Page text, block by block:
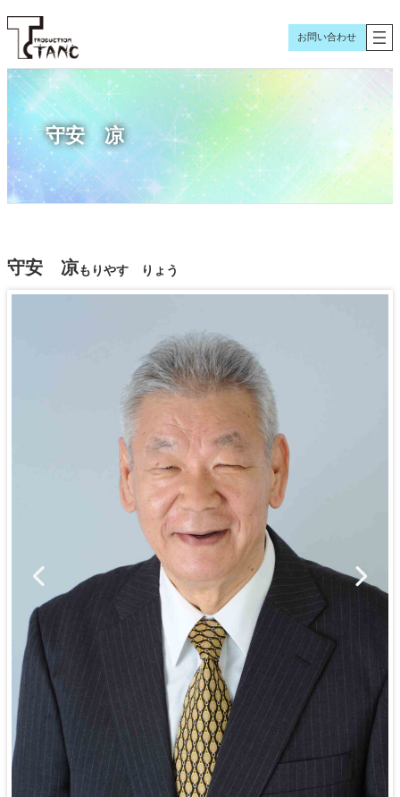
内
を
ス
ッ
プ
お問い合わせ
守安 凉
守安 凉もりやす りょう